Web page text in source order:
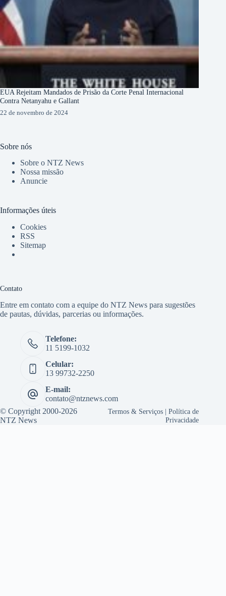
EUA Rejeitam Mandados de Prisão da Corte Penal Internacional
Contra Netanyahu e Gallant
22 de novembro de 2024
Sobre nós
Sobre o NTZ News
Nossa missão
Anuncie
Informações úteis
Cookies
RSS
Sitemap
Contato
Entre em contato com a equipe do NTZ News para sugestões
de pautas, dúvidas, parcerias ou informações.
Telefone:
11 5199-1032
Celular:
13 99732-2250
E-mail:
contato@ntznews.com
© Copyright 2000-2026
NTZ News
Termos & Serviços |Política de
Privacidade